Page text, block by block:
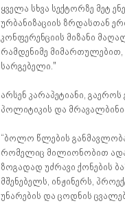
ყველა სხვა სექტორზე მეტ
ურბანიზაციის ზრდასთან
კონფერენციის მიზანი
რამდენიმე მიმართულებით,
სარგებელი."
არსენ კარაპეტიანი,
პოლიტიკის და
“ბოლო წლების
რომელიც მილიონობით
ზოგადად უძრავი ქონების
მშენებელს, ინჟინერს,
უნარების და ცოდნის